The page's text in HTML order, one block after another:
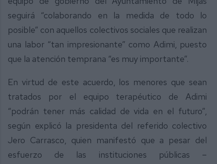
seguirá “colaborando en la medida de todo lo
posible” con aquellos colectivos sociales que realizan
una labor “tan impresionante” como Adimi, puesto
que la atención temprana “es muy importante”.
En virtud de este acuerdo, los menores que sean
tratados por el equipo terapéutico de Adimi
“podrán tener más calidad de vida en el futuro”,
según explicó la presidenta del referido colectivo
Jero Carrasco, quien manifestó que a pesar del
esfuerzo de las instituciones públicas –